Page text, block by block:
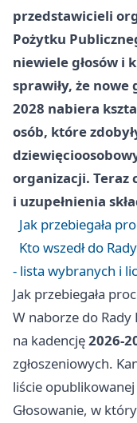
przedstawicieli
Pożytku
niewiele głosów i
sprawiły, że
2028 nabiera
osób, które
organizacji. Teraz
i uzupełnienia
Jak przebiegała
Kto wszedł do
- lista wybranych i
Jak przebiegała
W naborze do Rady
na kadencję2026-
zgłoszeniowych.
liście
Głosowanie, w